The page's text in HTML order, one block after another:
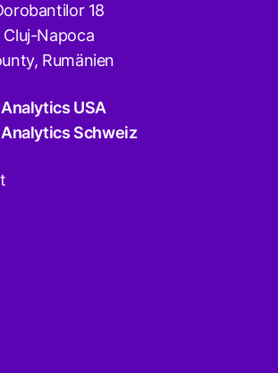
18
Cluj-Napoca
Rumänien
USA
Schweiz